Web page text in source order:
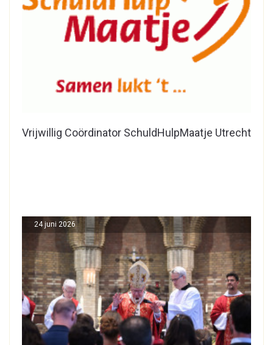
Vrijwillig Coördinator SchuldHulpMaatje Utrecht
24 juni 2026